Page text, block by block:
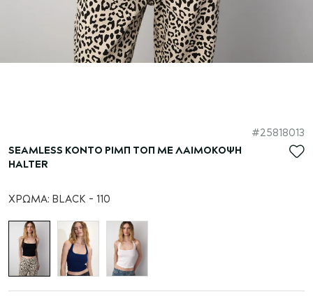
στην
αρχή
εικόνων
SEAMLESS ΚΟΝΤΟ ΡΙΜΠ ΤΟΠ ΜΕ ΛΑΙΜΟΚΟΨΗ
HALTER
25818013
ΧΡΏΜΑ: BLACK - 110